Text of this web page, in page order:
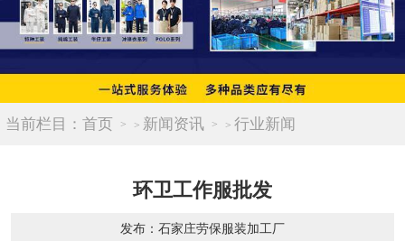
当前栏目： 首页 > 新闻资讯 > 行业新闻
环卫工作服批发
发布：石家庄劳保服装加工厂